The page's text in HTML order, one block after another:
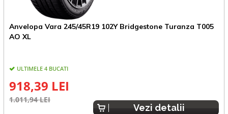
Anvelopa Vara 245/45R19 102Y Bridgestone Turanza T005
AO XL
ULTIMELE 4 BUCATI
918,39 LEI
1.011,94 LEI
Vezi detalii